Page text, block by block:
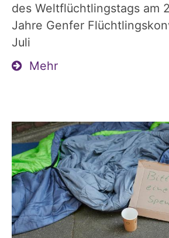
des Weltflüchtlingstags am
Jahre Genfer
Juli
Mehr